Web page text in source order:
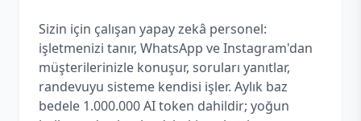
Sizin için çalışan yapay zekâ personel:
işletmenizi tanır, WhatsApp ve Instagram'dan
müşterilerinizle konuşur, soruları yanıtlar,
randevuyu sisteme kendisi işler. Aylık baz
bedele 1.000.000 AI token dahildir; yoğun